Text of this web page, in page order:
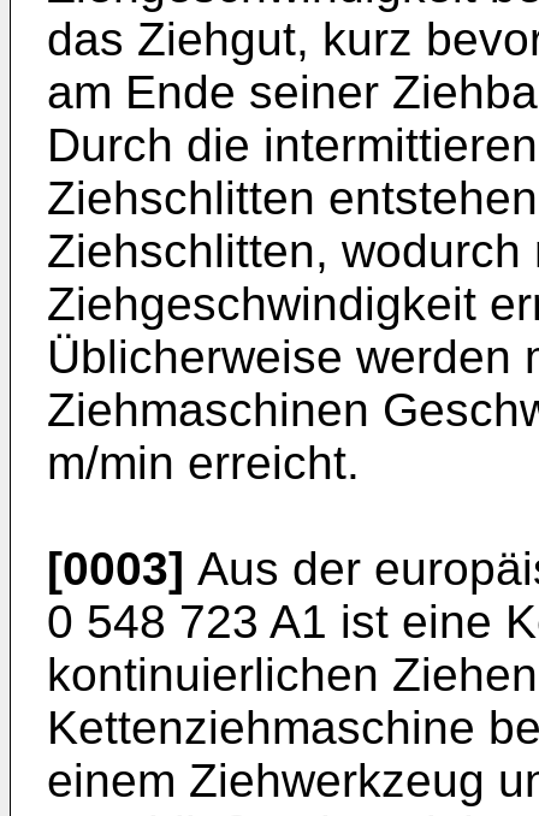
das Ziehgut, kurz
am Ende seiner
Durch die
Ziehschlitten
Ziehschlitten,
Ziehgeschwindigkeit
Üblicherweise werden
Ziehmaschinen
m/min erreicht.
[0003] Aus der
0 548 723 A1 ist eine
kontinuierlichen
Kettenziehmaschine
einem Ziehwerkzeug